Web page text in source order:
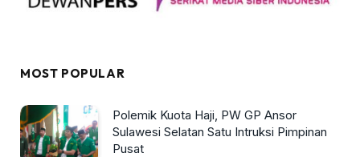
MOST POPULAR
Polemik Kuota Haji, PW GP Ansor
Sulawesi Selatan Satu Intruksi Pimpinan
Pusat